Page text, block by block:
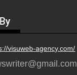
visuweb-agency.com/